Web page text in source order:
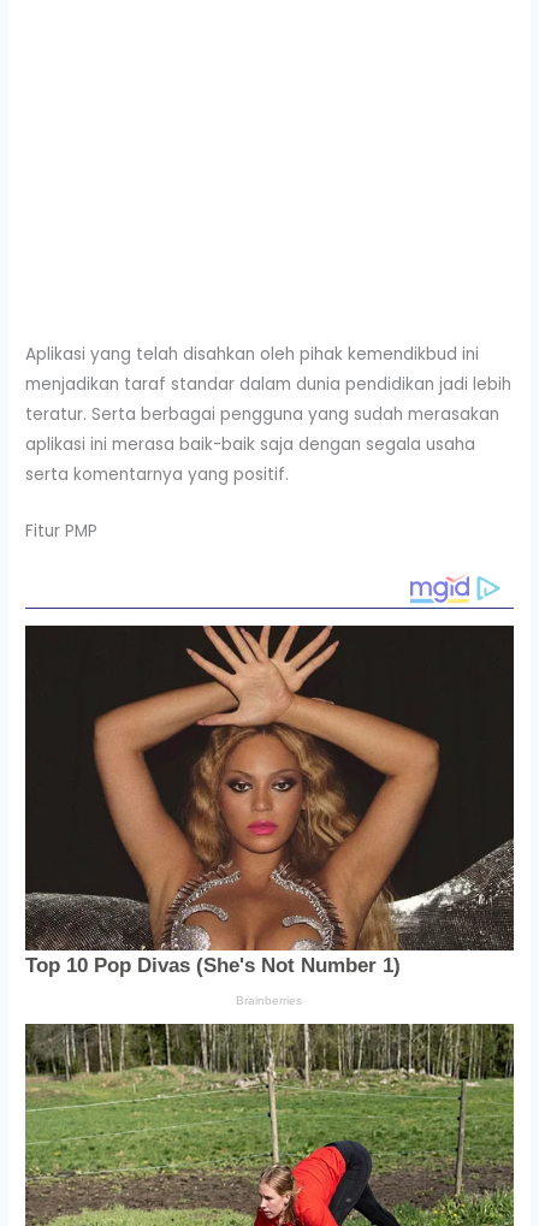
Aplikasi yang telah disahkan oleh pihak kemendikbud ini
menjadikan taraf standar dalam dunia pendidikan jadi lebih
teratur. Serta berbagai pengguna yang sudah merasakan
aplikasi ini merasa baik-baik saja dengan segala usaha
serta komentarnya yang positif.
Fitur PMP